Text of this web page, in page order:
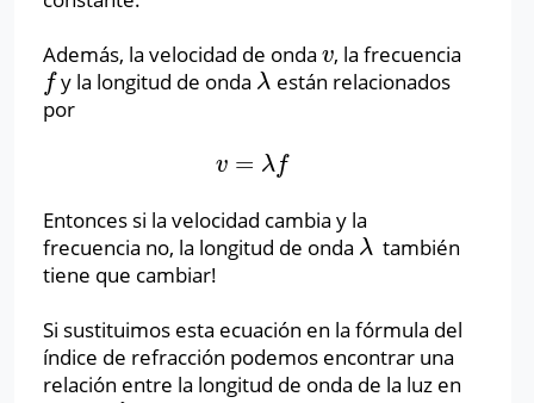
Además, la velocidad de onda v
v, la frecuencia
f
f y la longitud de onda λ
λ están relacionados
por
v = λ f
v=λf
Entonces si la velocidad cambia y la
frecuencia no, la longitud de onda λ
λ también
tiene que cambiar!
Si sustituimos esta ecuación en la fórmula del
índice de refracción podemos encontrar una
relación entre la longitud de onda de la luz en